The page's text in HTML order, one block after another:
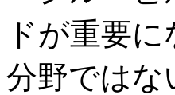
ドが重要
分野ではな